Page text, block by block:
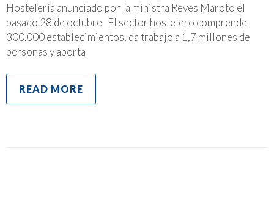
Hostelería anunciado por la ministra Reyes Maroto el
pasado 28 de octubre El sector hostelero comprende
300.000 establecimientos, da trabajo a 1,7 millones de
personas y aporta
READ MORE